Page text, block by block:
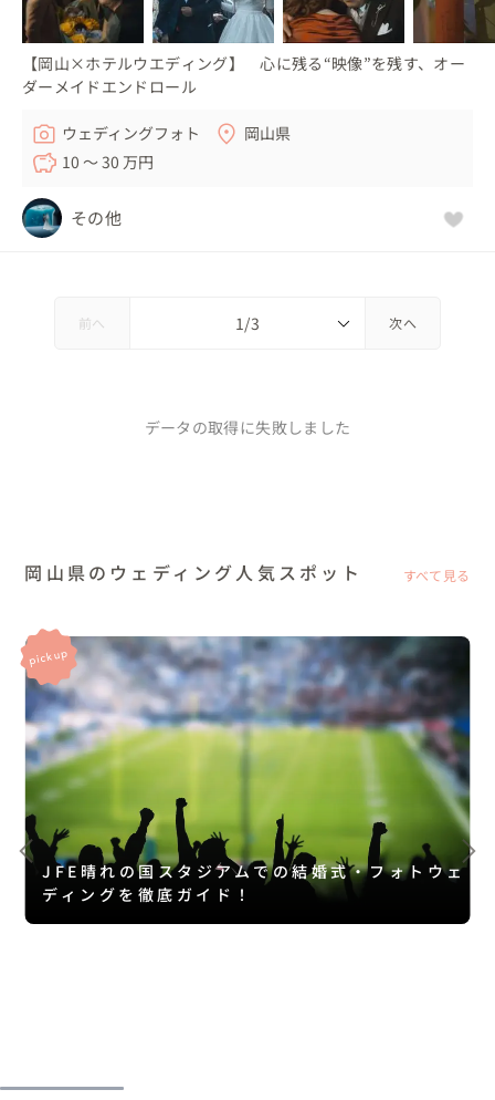
【岡山×ホテルウエディング】 心に残る“映像”を残す、オー
ダーメイドエンドロール
ウェディングフォト
岡山県
10 〜 30 万円
その他
前へ 次へ
データの取得に失敗しました
岡山県のウェディング人気スポット すべて見る
JFE晴れの国スタジアムでの結婚式・フォトウェ
ディングを徹底ガイド！